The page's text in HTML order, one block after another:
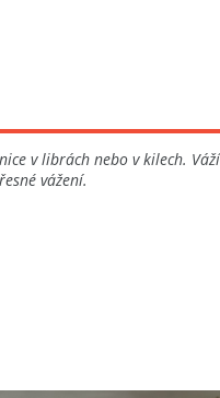
v librách nebo v kilech.
vážení.